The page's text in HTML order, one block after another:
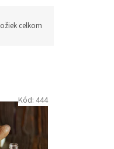
celkom
Kód: 444